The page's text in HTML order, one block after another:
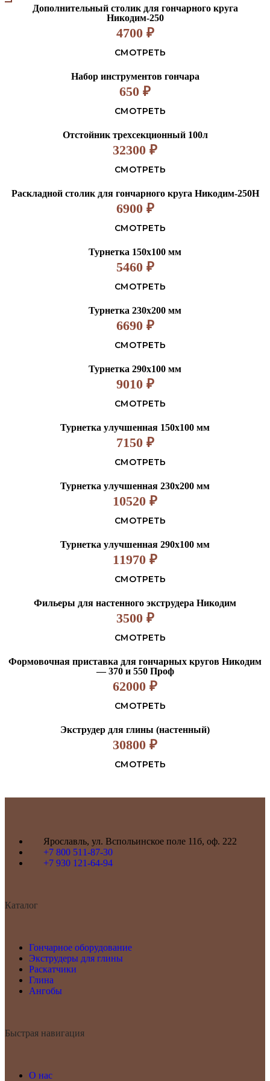
Дополнительный столик для гончарного круга
Никодим-250
4700 ₽
СМОТРЕТЬ
Набор инструментов гончара
650 ₽
СМОТРЕТЬ
Отстойник трехсекционный 100л
32300 ₽
СМОТРЕТЬ
Раскладной столик для гончарного круга Никодим-250Н
6900 ₽
СМОТРЕТЬ
Турнетка 150х100 мм
5460 ₽
СМОТРЕТЬ
Турнетка 230х200 мм
6690 ₽
СМОТРЕТЬ
Турнетка 290х100 мм
9010 ₽
СМОТРЕТЬ
Турнетка улучшенная 150х100 мм
7150 ₽
СМОТРЕТЬ
Турнетка улучшенная 230х200 мм
10520 ₽
СМОТРЕТЬ
Турнетка улучшенная 290х100 мм
11970 ₽
СМОТРЕТЬ
Фильеры для настенного экструдера Никодим
3500 ₽
СМОТРЕТЬ
Формовочная приставка для гончарных кругов Никодим
— 370 и 550 Проф
62000 ₽
СМОТРЕТЬ
Экструдер для глины (настенный)
30800 ₽
СМОТРЕТЬ
Ярославль, ул. Вспольинское поле 11б, оф. 222
+7 800 511-87-30
+7 930 121-64-94
Каталог
Гончарное оборудование
Экструдеры для глины
Раскатчики
Глина
Ангобы
Быстрая навигация
О нас